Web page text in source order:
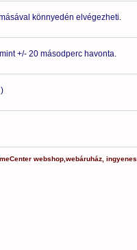
könnyedén elvégezheti.
+/- 20 másodperc havonta.
webshop, webáruház, ingyenes